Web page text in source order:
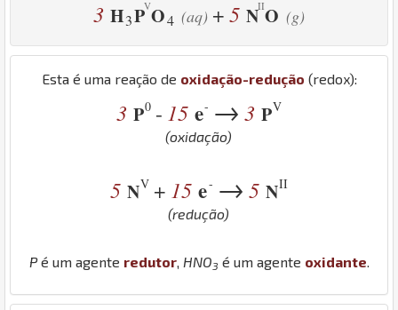
3 H3P O4 (aq) +5 N O (g)
Esta é uma reação de oxidação-redução (redox):
3 P0 - 15 e- → 3 PV
(oxidação)
5 NV + 15 e- → 5 NII
(redução)
Pé um agente redutor, HNO3 é um agente oxidante